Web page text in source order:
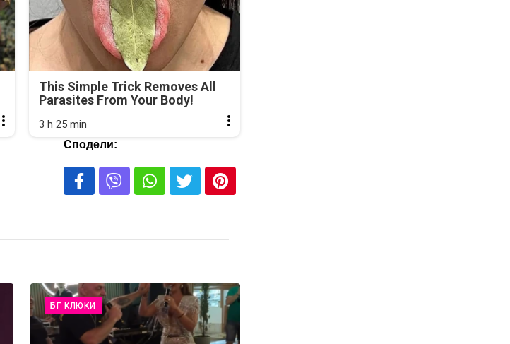
This Simple Trick Removes All
Parasites From Your Body!
3 h 25 min
Сподели:
БГ КЛЮКИ